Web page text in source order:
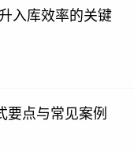
入库效率的关键
要点与常见案例